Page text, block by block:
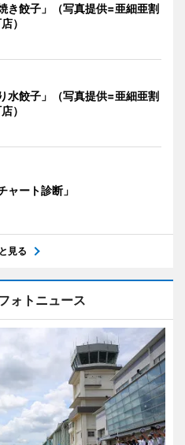
き餃子」（写真提供=亜細亜割
）
水餃子」（写真提供=亜細亜割
）
ャート診断」
見る
ォトニュース